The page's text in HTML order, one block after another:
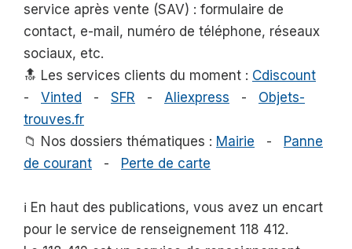
service après vente (SAV) : formulaire de
contact, e-mail, numéro de téléphone, réseaux
sociaux, etc.
🔝 Les services clients du moment : Cdiscount
- Vinted - SFR - Aliexpress - Objets-
trouves.fr
📁 Nos dossiers thématiques : Mairie - Panne
de courant - Perte de carte
ℹ️ En haut des publications, vous avez un encart
pour le service de renseignement 118 412.